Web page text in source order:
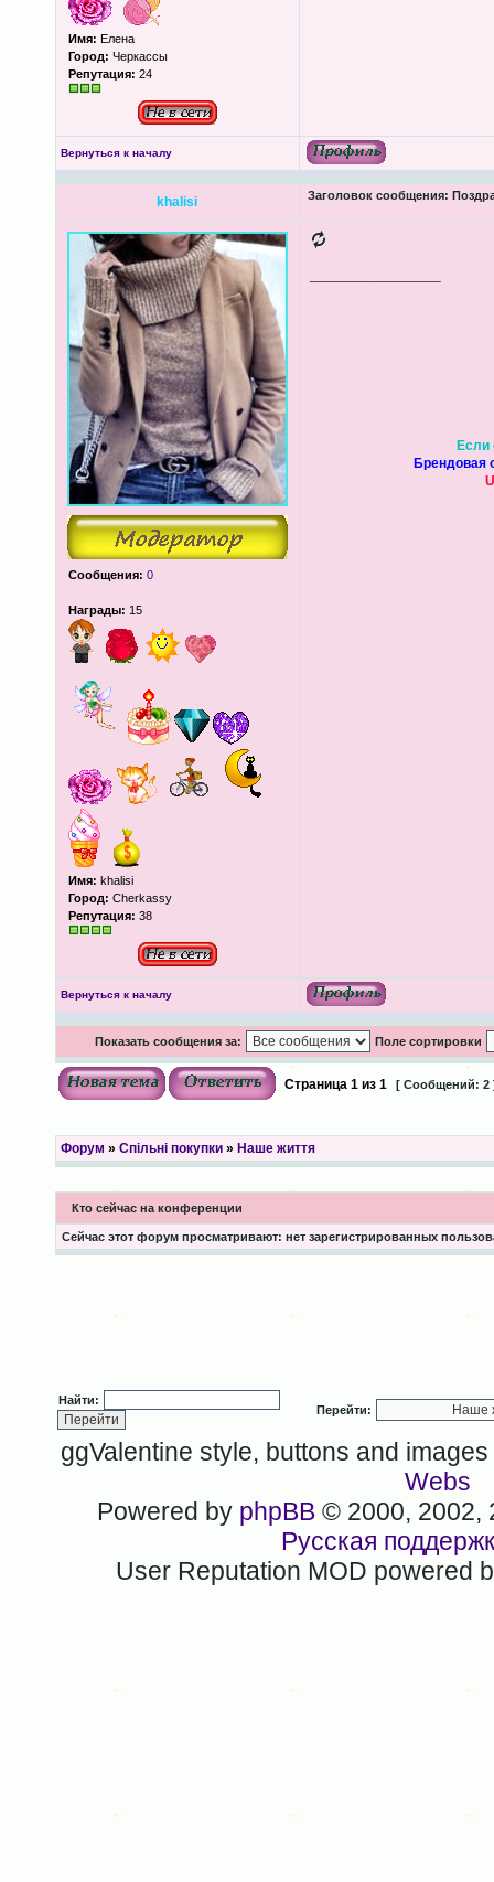
Имя: Елена
Город: Черкассы
Репутация: 24
Вернуться к началу
khalisi Заголовок сообщения:
Сообщения: 0
Награды: 15
Имя: khalisi
Город: Cherkassy
Репутация: 38
Если
Брендовая
Вернуться к началу
Показать сообщения за: Поле сортировки
Страница 1из 1 [ Сообщений: 2
Форум » Спільні покупки» Наше життя
Кто сейчас на конференции
Сейчас этот форум просматривают: нет зарегистрированных
Найти:
Перейти:
ggValentine style, buttons and
Webs
Powered by phpBB © 2000, 2002,
Русская
User Reputation MOD powered